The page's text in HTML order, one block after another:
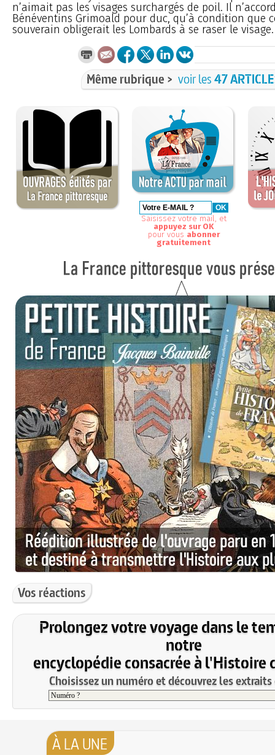
n’aimait pas les visages surchargés de poil. Il
Bénéventins Grimoald pour duc, qu’à condition que
souverain obligerait les Lombards à se raser le visage.
Même rubrique > voir les47
Saisissez votre mail, et
appuyez sur OK
pour vous abonner
gratuitement
Vos réactions
Prolongez votre voyage dans le
notre
encyclopédie consacrée à l'Histoire
Choisissez un numéro et découvrez les
À LA UNE